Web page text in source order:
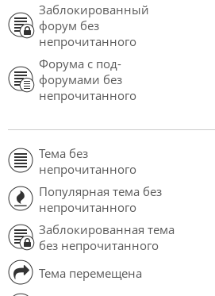
Заблокированный
форум без
непрочитанного
Форума с под-
форумами без
непрочитанного
Тема без
непрочитанного
Популярная тема без
непрочитанного
Заблокированная тема
без непрочитанного
Тема перемещена